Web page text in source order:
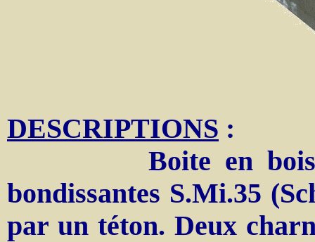
DESCRIPTIONS :
Boite en bois
bondissantes S.Mi.35
par un téton. Deux